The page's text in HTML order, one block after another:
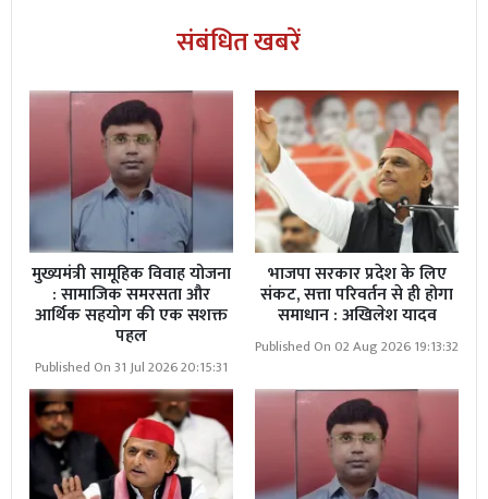
संबंधित खबरें
मुख्यमंत्री सामूहिक विवाह योजना
: सामाजिक समरसता और
आर्थिक सहयोग की एक सशक्त
पहल
Published On 31 Jul 2026 20:15:31
भाजपा सरकार प्रदेश के लिए
संकट, सत्ता परिवर्तन से ही होगा
समाधान : अखिलेश यादव
Published On 02 Aug 2026 19:13:32